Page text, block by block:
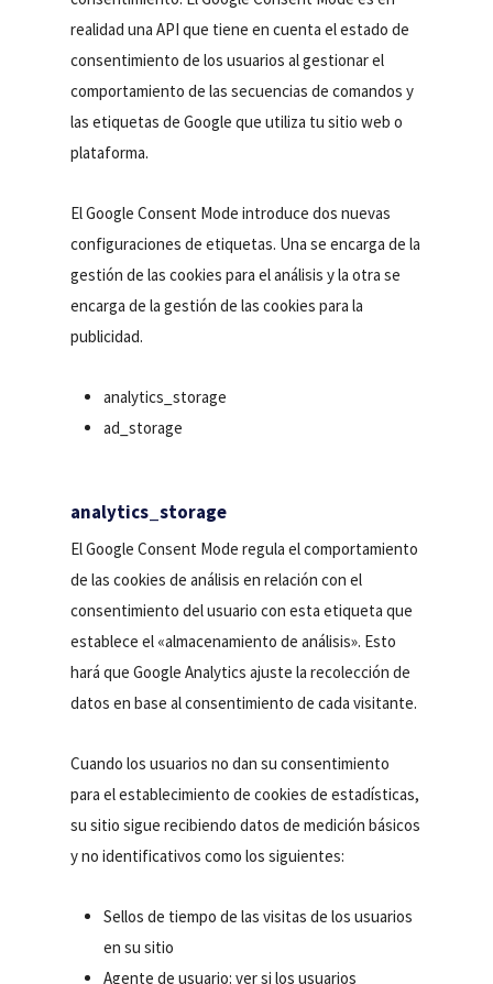
realidad una API que tiene en cuenta el estado de
consentimiento de los usuarios al gestionar el
comportamiento de las secuencias de comandos y
las etiquetas de Google que utiliza tu sitio web o
plataforma.
El Google Consent Mode introduce dos nuevas
configuraciones de etiquetas. Una se encarga de la
gestión de las cookies para el análisis y la otra se
encarga de la gestión de las cookies para la
publicidad.
analytics_storage
ad_storage
analytics_storage
El Google Consent Mode regula el comportamiento
de las cookies de análisis en relación con el
consentimiento del usuario con esta etiqueta que
establece el «almacenamiento de análisis». Esto
hará que Google Analytics ajuste la recolección de
datos en base al consentimiento de cada visitante.
Cuando los usuarios no dan su consentimiento
para el establecimiento de cookies de estadísticas,
su sitio sigue recibiendo datos de medición básicos
y no identificativos como los siguientes:
Sellos de tiempo de las visitas de los usuarios
en su sitio
Agente de usuario: ver si los usuarios